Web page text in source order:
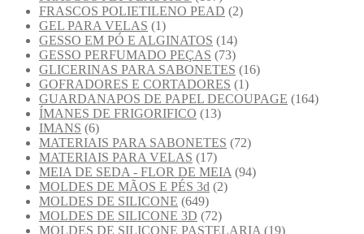
FRASCOS POLIETILENO PEAD (2)
GEL PARA VELAS (1)
GESSO EM PÓ E ALGINATOS (14)
GESSO PERFUMADO PEÇAS (73)
GLICERINAS PARA SABONETES (16)
GOFRADORES E CORTADORES (1)
GUARDANAPOS DE PAPEL DECOUPAGE (164)
ÍMANES DE FRIGORIFICO (13)
IMANS (6)
MATERIAIS PARA SABONETES (72)
MATERIAIS PARA VELAS (17)
MEIA DE SEDA - FLOR DE MEIA (94)
MOLDES DE MÃOS E PÉS 3d (2)
MOLDES DE SILICONE (649)
MOLDES DE SILICONE 3D (72)
MOLDES DE SILICONE PASTELARIA (19)